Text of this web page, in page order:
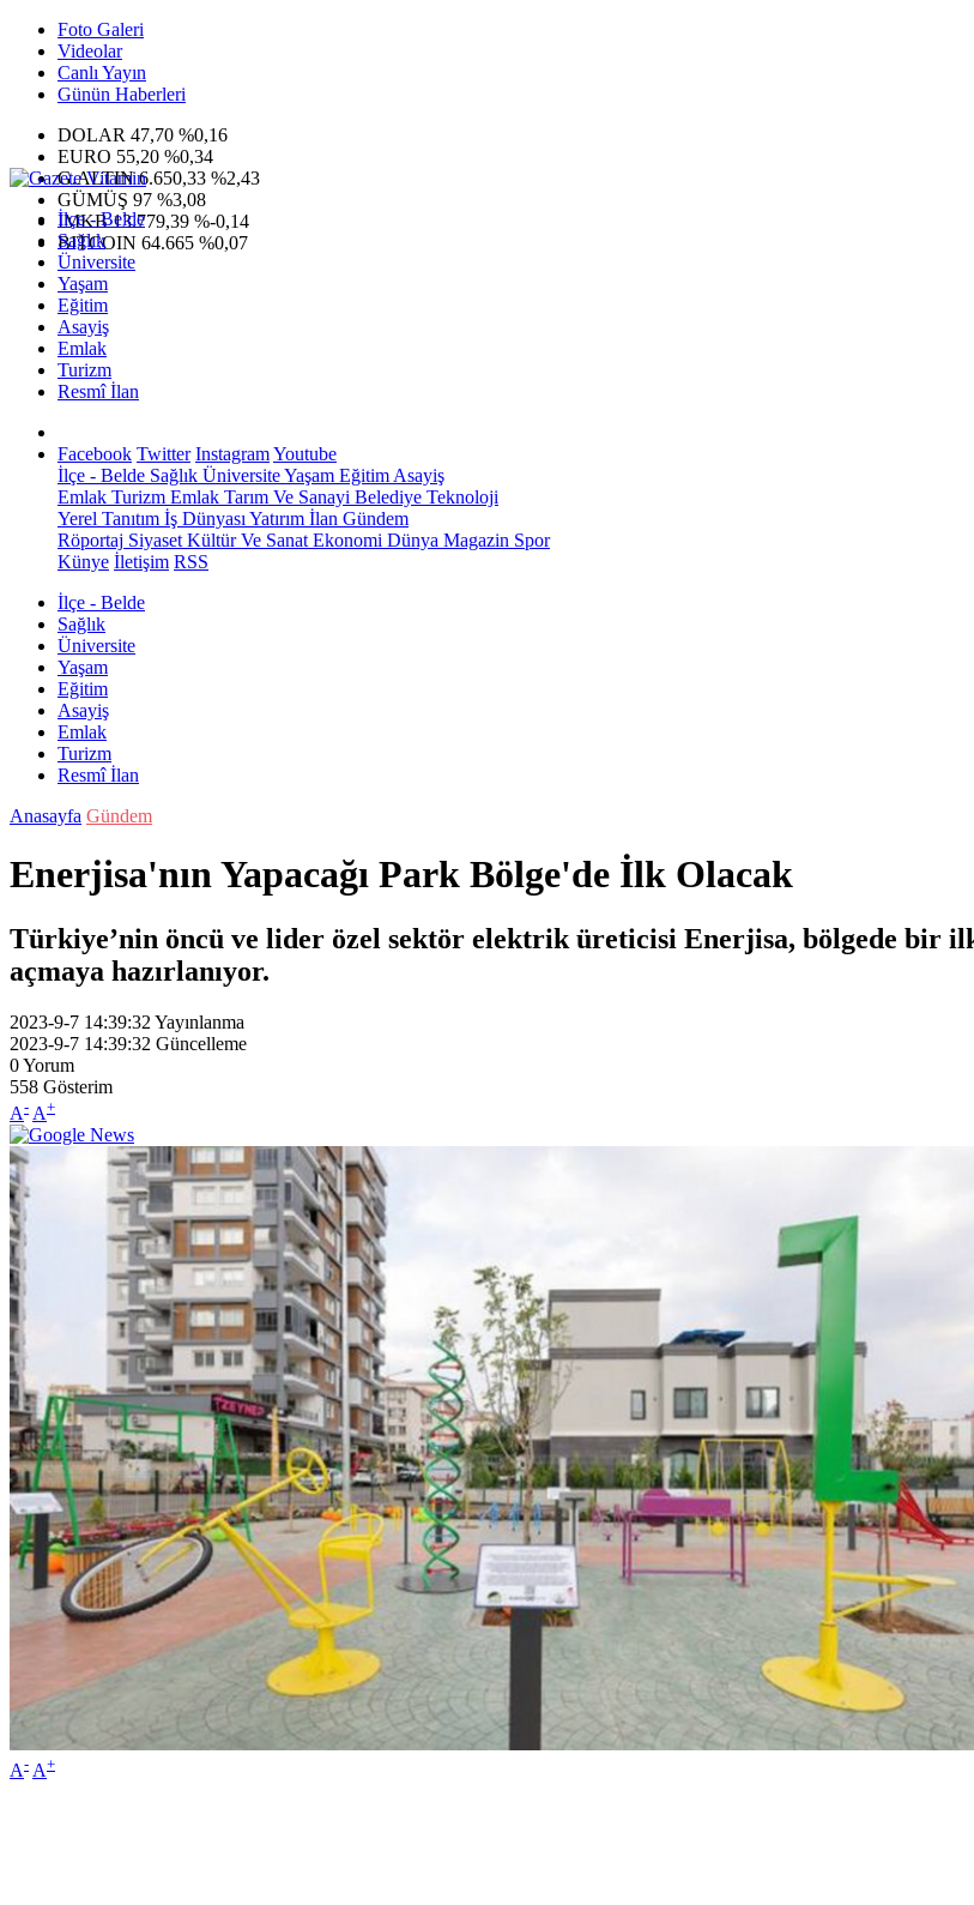
Foto Galeri
Videolar
Canlı Yayın
Günün Haberleri
DOLAR 47,70 %0,16
EURO 55,20 %0,34
G.ALTIN6.650,33 %2,43
GÜMÜŞ 97 %3,08
IMKB13.779,39 %-0,14
BITCOIN 64.665 %0,07
İlçe - Belde
Sağlık
Üniversite
Yaşam
Eğitim
Asayiş
Emlak
Turizm
Resmî İlan
Facebook Twitter InstagramYoutube
İlçe - Belde Sağlık ÜniversiteYaşam Eğitim Asayiş
Emlak Turizm Emlak Tarım Ve Sanayi Belediye Teknoloji
Yerel Tanıtım İş Dünyası Yatırım İlan Gündem
Röportaj Siyaset Kültür Ve Sanat Ekonomi Dünya Magazin Spor
Künye İletişim RSS
İlçe - Belde
Sağlık
Üniversite
Yaşam
Eğitim
Asayiş
Emlak
Turizm
Resmî İlan
Anasayfa Gündem
Enerjisa'nın Yapacağı Park Bölge'de İlk Olacak
Türkiye’nin öncü ve lider özel sektör elektrik üreticisi Enerjisa, bölgede bir
açmaya hazırlanıyor.
2023-9-7 14:39:32 Yayınlanma
2023-9-7 14:39:32 Güncelleme
0Yorum
558 Gösterim
A- A+
A- A+